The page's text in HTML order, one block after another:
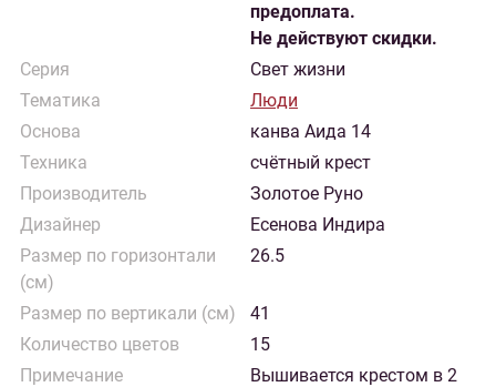
предоплата.
Не действуют скидки.
Серия
Свет жизни
Тематика
Люди
Основа
канва Аида 14
Техника
счётный крест
Производитель
Золотое Руно
Дизайнер
Есенова Индира
Размер по горизонтали
(см)
26.5
Размер по вертикали (см)
41
Количество цветов
15
Примечание
Вышивается крестом в 2